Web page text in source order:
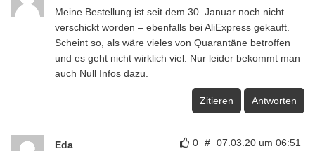
Meine Bestellung ist seit dem 30. Januar noch nicht
verschickt worden – ebenfalls bei AliExpress gekauft.
Scheint so, als wäre vieles von Quarantäne betroffen
und es geht nicht wirklich viel. Nur leider bekommt man
auch Null Infos dazu.
Zitieren Antworten
0 # 07.03.20 um 06:51
Eda